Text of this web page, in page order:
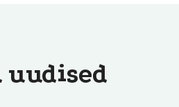
uudised